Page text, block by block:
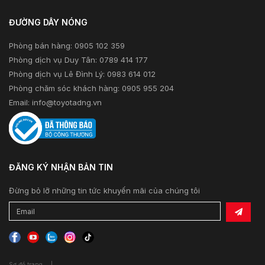
ĐƯỜNG DÂY NÓNG
Phòng bán hàng: 0905 102 359
Phòng dịch vụ Duy Tân: 0789 414 177
Phòng dịch vụ Lê Đình Lý: 0983 614 012
Phòng chăm sóc khách hàng: 0905 955 204
Email: info@toyotadng.vn
ĐĂNG KÝ NHẬN BẢN TIN
Đừng bỏ lỡ những tin tức khuyến mãi của chúng tôi